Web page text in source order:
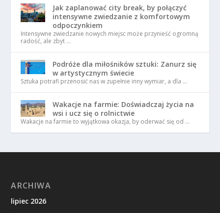
Jak zaplanować city break, by połączyć
intensywne zwiedzanie z komfortowym
odpoczynkiem
Intensywne zwiedzanie nowych miejsc może przynieść ogromną
radość, ale zbyt …
Podróże dla miłośników sztuki: Zanurz się
w artystycznym świecie
Sztuka potrafi przenosić nas w zupełnie inny wymiar, a dla …
Wakacje na farmie: Doświadczaj życia na
wsi i ucz się o rolnictwie
Wakacje na farmie to wyjątkowa okazja, by oderwać się od …
ARCHIWA
lipiec 2026